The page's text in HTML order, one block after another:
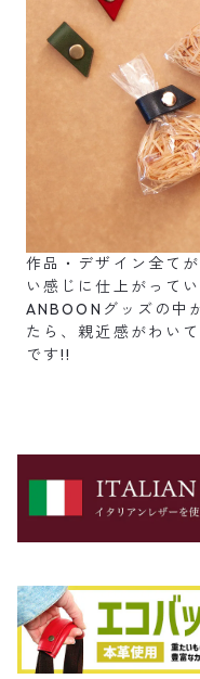
作品・デザイン全て
い感じに仕上がって
ANBOONグッズの中
たら、親近感がわい
です!!